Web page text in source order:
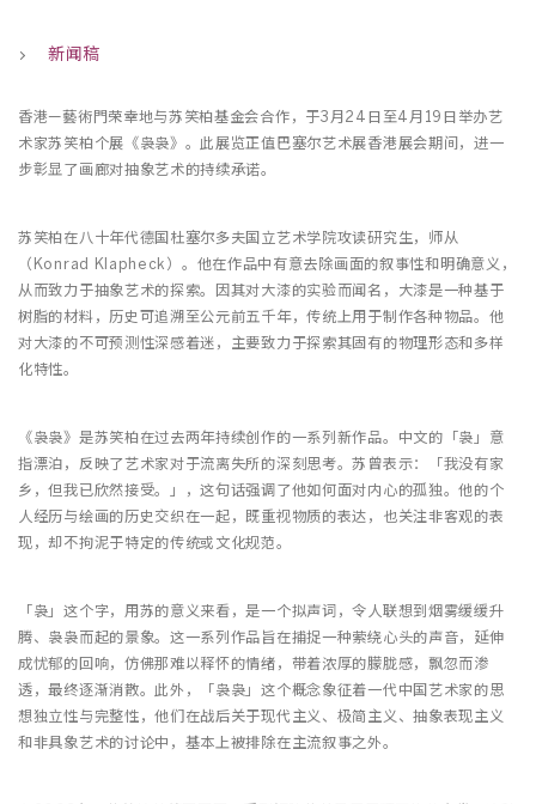
新闻稿
香港—藝術門荣幸地与苏笑柏基金会合作，于3月24日至4月19日举办艺
术家苏笑柏个展《袅袅》。此展览正值巴塞尔艺术展香港展会期间，进一
步彰显了画廊对抽象艺术的持续承诺。
苏笑柏在八十年代德国杜塞尔多夫国立艺术学院攻读研究生，师从
（Konrad Klapheck）。他在作品中有意去除画面的叙事性和明确意义，
从而致力于抽象艺术的探索。因其对大漆的实验而闻名，大漆是一种基于
树脂的材料，历史可追溯至公元前五千年，传统上用于制作各种物品。他
对大漆的不可预测性深感着迷，主要致力于探索其固有的物理形态和多样
化特性。
《袅袅》是苏笑柏在过去两年持续创作的一系列新作品。中文的「袅」意
指漂泊，反映了艺术家对于流离失所的深刻思考。苏曾表示：「我没有家
乡，但我已欣然接受。」，这句话强调了他如何面对内心的孤独。他的个
人经历与绘画的历史交织在一起，既重视物质的表达，也关注非客观的表
现，却不拘泥于特定的传统或文化规范。
「袅」这个字，用苏的意义来看，是一个拟声词，令人联想到烟雾缓缓升
腾、袅袅而起的景象。这一系列作品旨在捕捉一种萦绕心头的声音，延伸
成忧郁的回响，仿佛那难以释怀的情绪，带着浓厚的朦胧感，飘忽而渗
透，最终逐渐消散。此外，「袅袅」这个概念象征着一代中国艺术家的思
想独立性与完整性，他们在战后关于现代主义、极简主义、抽象表现主义
和非具象艺术的讨论中，基本上被排除在主流叙事之外。